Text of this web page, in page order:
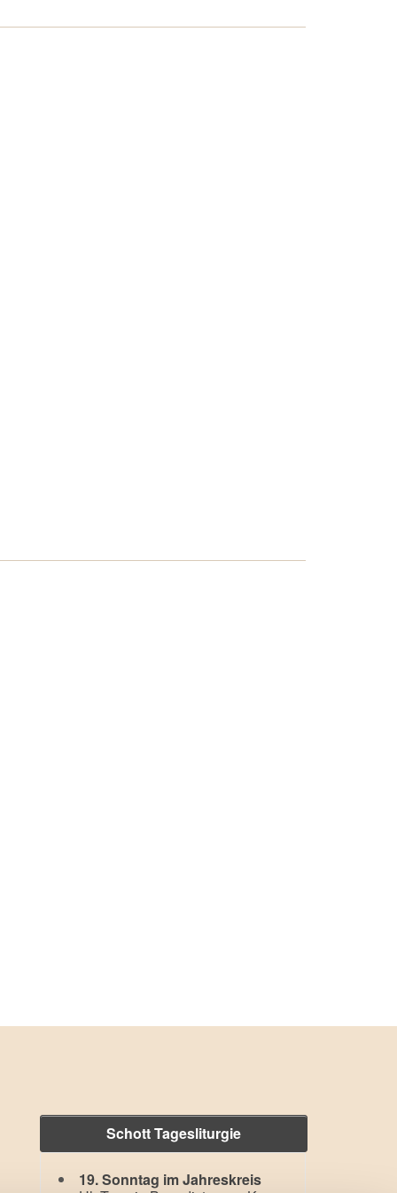
Schott Tagesliturgie
19. Sonntag im Jahreskreis